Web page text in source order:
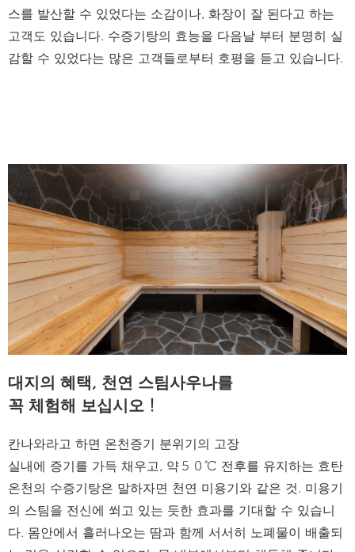
스를 발산할 수 있었다는 소감이나, 화장이 잘 된다고 하는
고객도 있습니다. 수증기탕의 효능을 다음날 부터 분명히 실
감할 수 있었다는 많은 고객들로부터 호평을 듣고 있습니다.
대지의 혜택, 천연 스팀사우나를
꼭 체험해 보십시오！
칸나와라고 하면 온천증기 분위기의 고장
실내에 증기를 가득 채우고, 약５０℃ 전후를 유지하는 효탄
온천의 수증기탕은 말하자면 천연 미용기와 같은 것. 미용기
의 스팀을 전신에 쐬고 있는 듯한 효과를 기대할 수 있습니
다. 몸안에서 흘러나오는 땀과 함께 서서히 노폐물이 배출되